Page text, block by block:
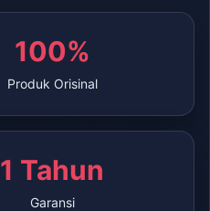
100%
Produk Orisinal
1 Tahun
Garansi